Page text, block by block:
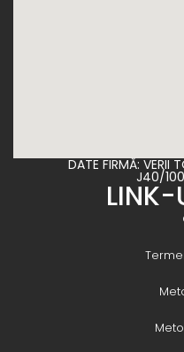
DATE FIRMĂ: VERII
J40/
LINK-